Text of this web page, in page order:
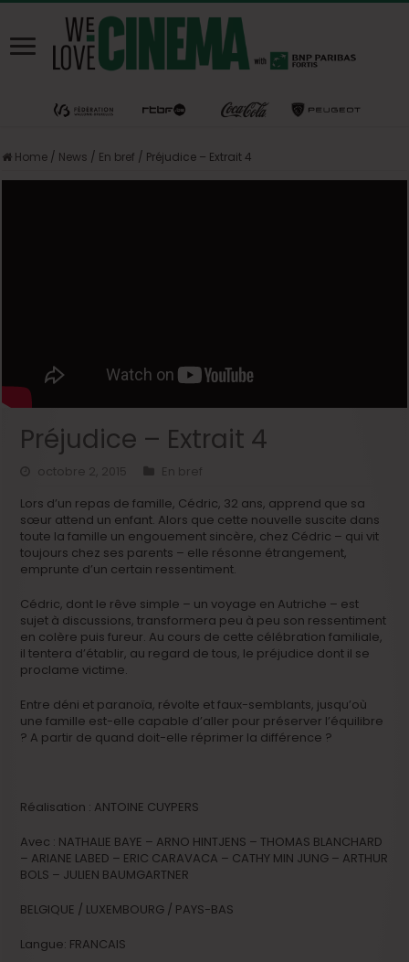
Home / News / En bref / Préjudice – Extrait 4
Préjudice – Extrait 4
octobre 2, 2015
En bref
Lors d’un repas de famille, Cédric, 32 ans, apprend que sa
sœur attend un enfant. Alors que cette nouvelle suscite dans
toute la famille un engouement sincère, chez Cédric – qui vit
toujours chez ses parents – elle résonne étrangement,
emprunte d’un certain ressentiment.
Cédric, dont le rêve simple – un voyage en Autriche – est
sujet à discussions, transformera peu à peu son ressentiment
en colère puis fureur. Au cours de cette célébration familiale,
il tentera d’établir, au regard de tous, le préjudice dont il se
proclame victime.
Entre déni et paranoïa, révolte et faux-semblants, jusqu’où
une famille est-elle capable d’aller pour préserver l’équilibre
? A partir de quand doit-elle réprimer la différence ?
Réalisation : ANTOINE CUYPERS
Avec : NATHALIE BAYE – ARNO HINTJENS – THOMAS BLANCHARD
– ARIANE LABED – ERIC CARAVACA – CATHY MIN JUNG – ARTHUR
BOLS – JULIEN BAUMGARTNER
BELGIQUE / LUXEMBOURG / PAYS-BAS
Langue: FRANCAIS